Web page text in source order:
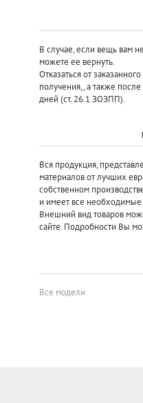
В случае, если вещь вам
можете ее вернуть.
Отказаться от
получения,, а также
дней (ст. 26.1 ЗОЗПП).
Вся продукция,
материалов от лучших
собственном
и имеет все
Внешний вид товаров
сайте. Подробности Вы
Все модели